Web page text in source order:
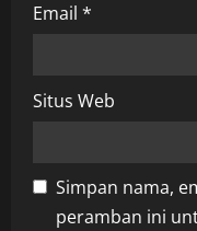
Email *
Situs Web
Simpan nama,
peramban ini